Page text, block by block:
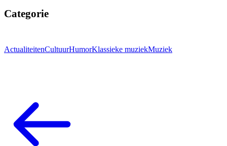
Categorie
ActualiteitenCultuurHumorKlassieke muziekMuziek